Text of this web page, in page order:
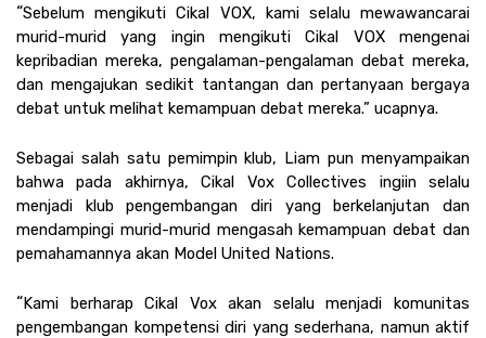
“Sebelum mengikuti Cikal VOX, kami selalu mewawancarai
murid-murid yang ingin mengikuti Cikal VOX mengenai
kepribadian mereka, pengalaman-pengalaman debat mereka,
dan mengajukan sedikit tantangan dan pertanyaan bergaya
debat untuk melihat kemampuan debat mereka.” ucapnya.
Sebagai salah satu pemimpin klub, Liam pun menyampaikan
bahwa pada akhirnya, Cikal Vox Collectives ingiin selalu
menjadi klub pengembangan diri yang berkelanjutan dan
mendampingi murid-murid mengasah kemampuan debat dan
pemahamannya akan Model United Nations.
“Kami berharap Cikal Vox akan selalu menjadi komunitas
pengembangan kompetensi diri yang sederhana, namun aktif